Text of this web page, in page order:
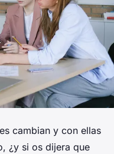
cambian y con ellas
¿y si os dijera que